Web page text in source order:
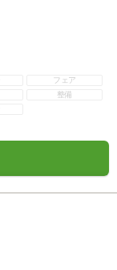
フェア
整備